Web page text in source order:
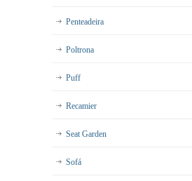
Penteadeira
Poltrona
Puff
Recamier
Seat Garden
Sofá